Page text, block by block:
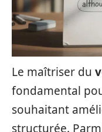
Le maîtriser du
fondamental
souhaitant
structurée.